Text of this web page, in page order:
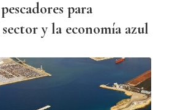
para
y la economía azul